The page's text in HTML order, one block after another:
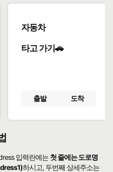
자동차
타고 가기🚗
출발 도착
입력란에는 첫 줄에는 도로명
하시고, 두번째 상세주소는